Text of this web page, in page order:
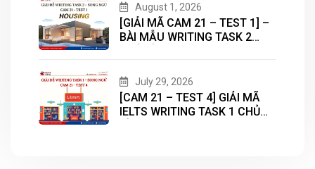
August 1, 2026
[GIẢI MÃ CAM 21 – TEST 1] –
BÀI MẪU WRITING TASK 2
July 29, 2026
[CAM 21 – TEST 4] GIẢI MÃ
IELTS WRITING TASK 1 CHỦ